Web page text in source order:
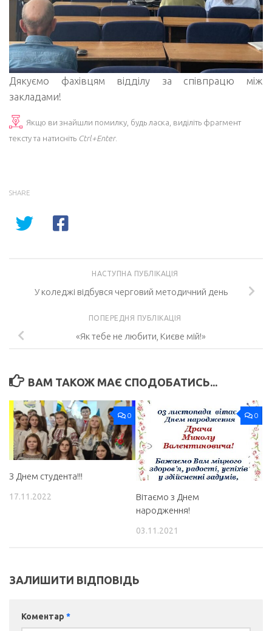
Дякуємо фахівцям відділу за співпрацю між
закладами!
Якщо ви знайшли помилку, будь ласка, виділіть фрагмент
тексту та натисніть Ctrl+Enter.
SHARE
НАСТУПНА ПУБЛІКАЦІЯ
У коледжі відбувся черговий методичний день
ПОПЕРЕДНЯ ПУБЛІКАЦІЯ
«Як тебе не любити, Києве мій!»
ВАМ ТАКОЖ МАЄ СПОДОБАТИСЬ...
0
З Днем студента!!!
17.11.2022
0
Вітаємо з Днем
народження!
03.11.2021
ЗАЛИШИТИ ВІДПОВІДЬ
Коментар *